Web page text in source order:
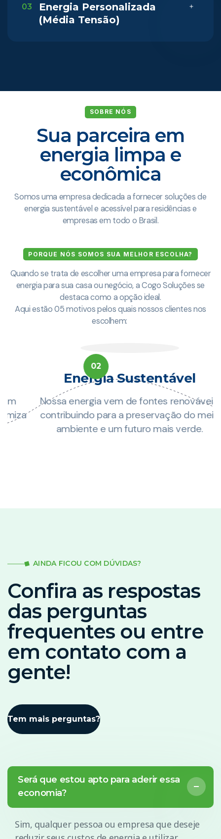
03
Energia Personalizada
(Média Tensão)
SOBRE NÓS
Sua parceira em
energia limpa e
econômica
Somos uma empresa dedicada a fornecer soluções de
energia sustentável e acessível para residências e
empresas em todo o Brasil.
PORQUE NÓS SOMOS SUA MELHOR ESCOLHA?
Quando se trata de escolher uma empresa para fornecer
energia para sua casa ou negócio, a Cogo Soluções se
destaca como a opção ideal.
Aqui estão 05 motivos pelos quais nossos clientes nos
escolhem:
Energia Sustentável
Nossa energia vem de fontes renováveis,
contribuindo para a preservação do meio
ambiente e um futuro mais verde.
AINDA FICOU COM DÚVIDAS?
Confira as respostas
das perguntas
frequentes ou entre
em contato com a
gente!
Tem mais perguntas?
Será que estou apto para aderir essa
economia?
Sim, qualquer pessoa ou empresa que deseje